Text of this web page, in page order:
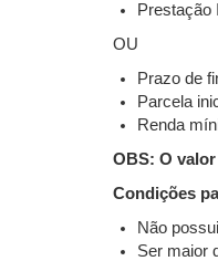
Prestação
OU
Prazo de
Parcela
Renda
OBS: O
Condições
Não
Ser maior